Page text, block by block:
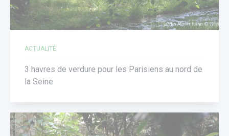
ACTUALITÉ
3 havres de verdure pour les Parisiens au nord de
la Seine